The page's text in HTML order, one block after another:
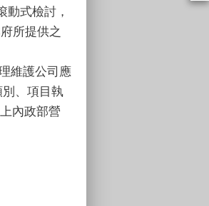
式檢討，
所提供之
維護公司應
、項目執
內政部營